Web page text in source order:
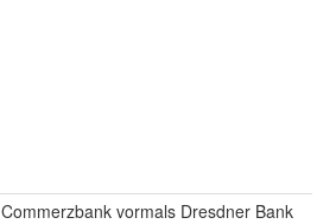
Commerzbank vormals Dresdner Bank